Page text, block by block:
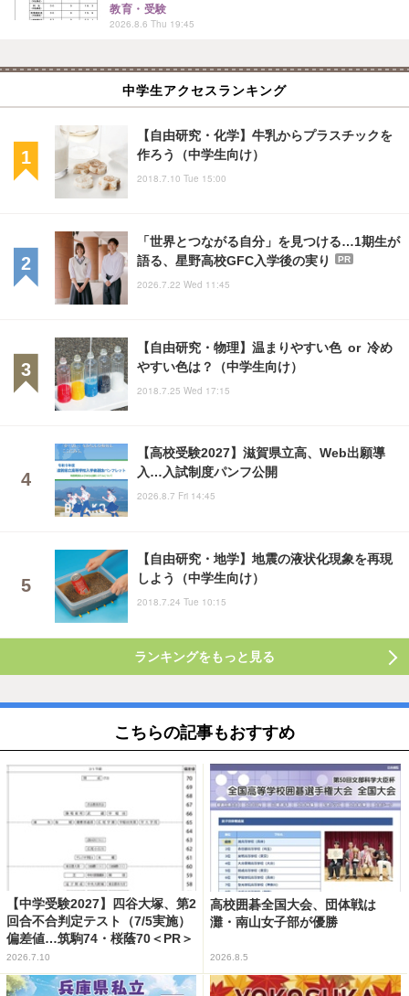
教育・受験
2026.8.6 Thu 19:45
中学生アクセスランキング
【自由研究・化学】牛乳からプラスチックを
作ろう（中学生向け）
2018.7.10 Tue 15:00
「世界とつながる自分」を見つける…1期生が
語る、星野高校GFC入学後の実り
PR
2026.7.22 Wed 11:45
【自由研究・物理】温まりやすい色 or 冷め
やすい色は？（中学生向け）
2018.7.25 Wed 17:15
【高校受験2027】滋賀県立高、Web出願導
入…入試制度パンフ公開
2026.8.7 Fri 14:45
【自由研究・地学】地震の液状化現象を再現
しよう（中学生向け）
2018.7.24 Tue 10:15
ランキングをもっと見る
こちらの記事もおすすめ
【中学受験2027】四谷大塚、第2
回合不合判定テスト（7/5実施）
偏差値…筑駒74・桜蔭70＜PR＞
2026.7.10
高校囲碁全国大会、団体戦は
灘・南山女子部が優勝
2026.8.5